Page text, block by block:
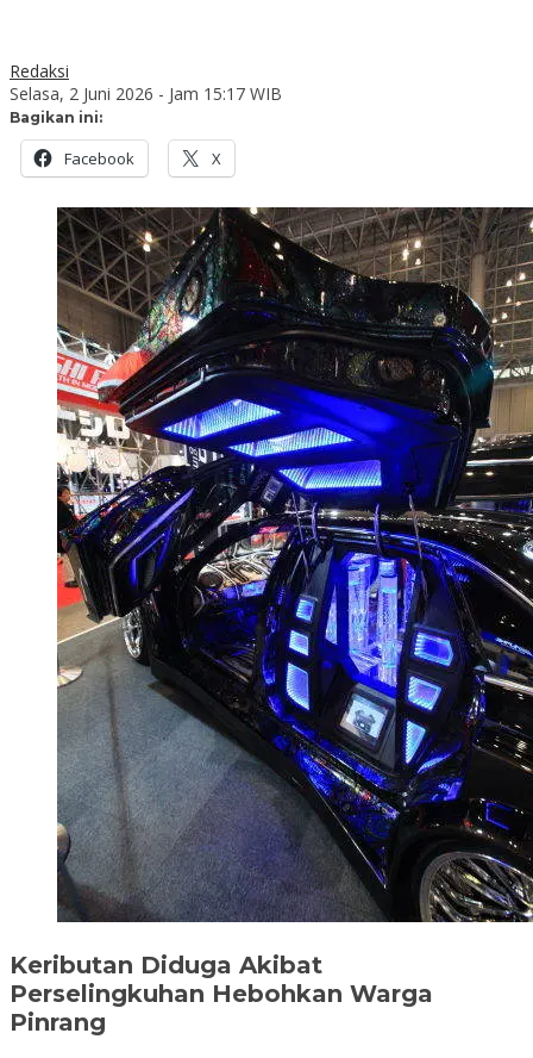
Redaksi
Selasa, 2 Juni 2026 - Jam 15:17 WIB
Bagikan ini:
Facebook X
Keributan Diduga Akibat
Perselingkuhan Hebohkan Warga
Pinrang